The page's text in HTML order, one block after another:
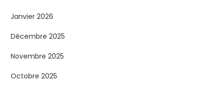
Janvier 2026
Décembre 2025
Novembre 2025
Octobre 2025